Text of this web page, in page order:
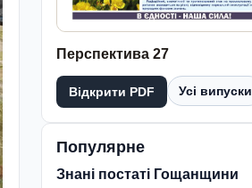
Перспектива 27
Відкрити PDF Усі випуски
Популярне
Знані постаті Гощанщини